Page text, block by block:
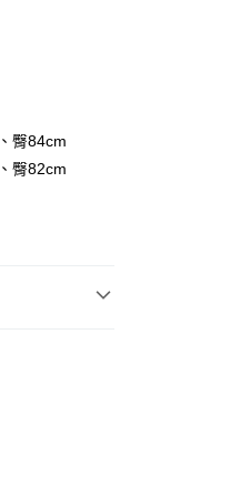
臀84cm
臀82cm